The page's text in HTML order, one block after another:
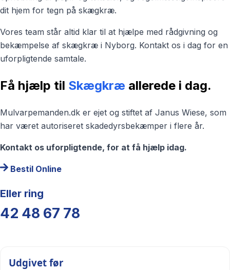
dit hjem for tegn på skægkræ.
Vores team står altid klar til at hjælpe med rådgivning og
bekæmpelse af skægkræ i Nyborg. Kontakt os i dag for en
uforpligtende samtale.
Få hjælp til Skægkræ allerede i dag.
Mulvarpemanden.dk er ejet og stiftet af Janus Wiese, som
har været autoriseret skadedyrsbekæmper i flere år.
Kontakt os uforpligtende, for at få hjælp idag.
Bestil Online
Eller ring
42 48 67 78
Udgivet før